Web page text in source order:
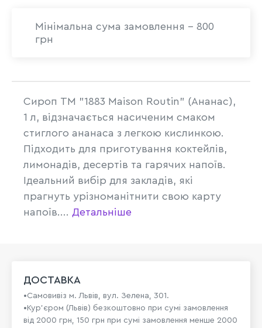
Мінімальна сума замовлення - 800
грн
Сироп ТМ "1883 Maison Routin" (Ананас),
1 л, відзначається насиченим смаком
стиглого ананаса з легкою кислинкою.
Підходить для приготування коктейлів,
лимонадів, десертів та гарячих напоїв.
Ідеальний вибір для закладів, які
прагнуть урізноманітнити свою карту
напоїв.... Детальніше
ДОСТАВКА
•Самовивіз м. Львів, вул. Зелена, 301.
•Кур'єром (Львів) безкоштовно при сумі замовлення
від 2000 грн, 150 грн при сумі замовлення менше 2000